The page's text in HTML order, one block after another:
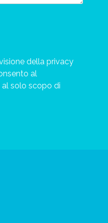
della privacy
al
solo scopo di